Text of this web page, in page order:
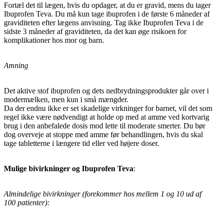
Fortæl det til lægen, hvis du opdager, at du er gravid, mens du tager
Ibuprofen Teva. Du må kun tage ibuprofen i de første 6 måneder af
graviditeten efter lægens anvisning. Tag ikke Ibuprofen Teva i de
sidste 3 måneder af graviditeten, da det kan øge risikoen for
komplikationer hos mor og barn.
Amning
Det aktive stof ibuprofen og dets nedbrydningsprodukter går over i
modermælken, men kun i små mængder.
Da der endnu ikke er set skadelige virkninger for barnet, vil det som
regel ikke være nødvendigt at holde op med at amme ved kortvarig
brug i den anbefalede dosis mod lette til moderate smerter. Du bør
dog overveje at stoppe med amme før behandlingen, hvis du skal
tage tabletterne i længere tid eller ved højere doser.
Mulige bivirkninger og Ibuprofen Teva:
Almindelige bivirkninger (forekommer hos mellem 1 og 10 ud af
100 patienter):